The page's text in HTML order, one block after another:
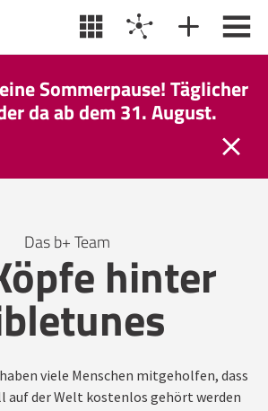
Sommerpause! Täglicher
da ab dem 31. August.
Das b+ Team
hinter
viele Menschen mitgeholfen, dass
auf der Welt kostenlos gehört werden